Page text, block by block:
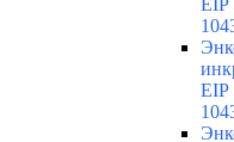
EIP
EIP